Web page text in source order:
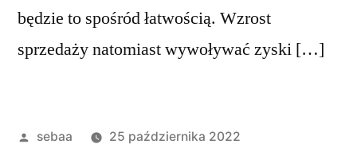
będzie to spośród łatwością. Wzrost
sprzedaży natomiast wywoływać zyski […]
Posted
sebaa
25 października 2022